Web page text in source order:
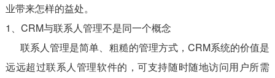
业带来怎样的益处。
1、CRM与联系人管理不是同一个概念
联系人管理是简单、粗糙的管理方式，CRM系统的价值是
远远超过联系人管理软件的，可支持随时随地访问用户所需